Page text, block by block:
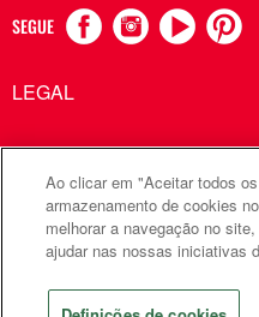
SEGUE
LEGAL
Comunicações Metodistas
©2026 Comunicações
Ao clicar em "Aceitar todos
armazenamento de cookies
melhorar a navegação no
ajudar nas nossas iniciativas